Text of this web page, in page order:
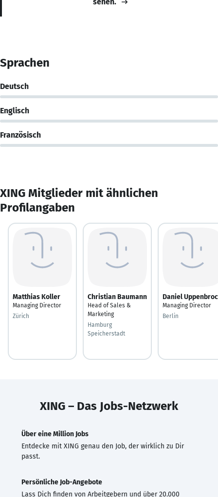
Sprachen
Deutsch
Englisch
Französisch
XING Mitglieder mit ähnlichen
Profilangaben
Matthias Koller
Managing Director
Zürich
Christian Baumann
Head of Sales &
Marketing
Hamburg
Speicherstadt
Daniel
Managing Director
Berlin
XING – Das Jobs-Netzwerk
Über eine Million Jobs
Entdecke mit XING genau den Job, der wirklich zu Dir
passt.
Persönliche Job-Angebote
Lass Dich finden von Arbeitgebern und über 20.000